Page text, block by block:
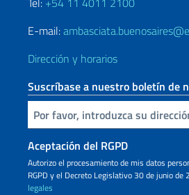
E-mail:
Dirección y horarios
Suscríbase a nuestro boletín de
Inserta tu correo electronico
Aceptación del RGPD
Autorizo ​​el procesamiento de mis datos
RGPD y el Decreto Legislativo 30 de junio
legales